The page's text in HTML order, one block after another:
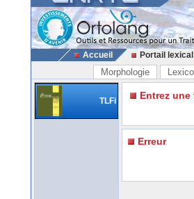
Accueil Portail lexical
Morphologie
TLFi Entrez une
Erreur